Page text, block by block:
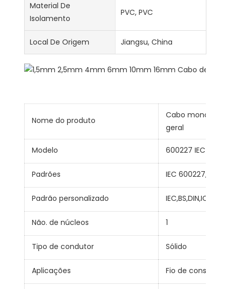
Material De
Isolamento
PVC, PVC
Local De Origem Jiangsu, China
Nome do produto
Cabo monopolar
geral
Modelo 600227 IEC 01
Padrões IEC 600227,GB/
Padrão personalizado IEC,BS,DIN,ICEA
Não. de núcleos 1
Tipo de condutor Sólido
Aplicações Fio de